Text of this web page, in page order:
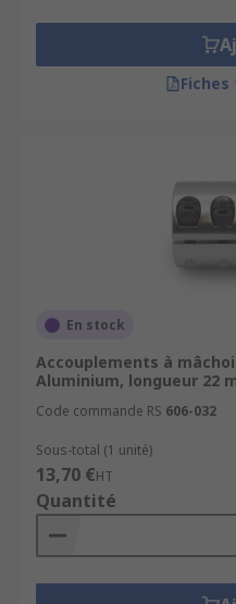
En stock
Accouplements à
Aluminium, longueur 22
Code commande RS 606-032
Sous-total (1 unité)
13,70 €HT
Quantité